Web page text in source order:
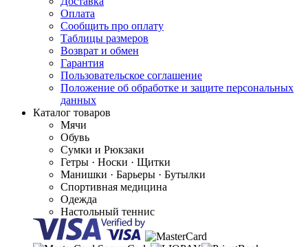
Оплата
Сообщить про оплату
Таблицы размеров
Возврат и обмен
Гарантия
Пользовательское соглашение
Положение об обработке и защите персональных
данных
Каталог товаров
Мячи
Обувь
Сумки и Рюкзаки
Гетры · Носки · Щитки
Манишки · Барьеры · Бутылки
Спортивная медицина
Одежда
Настольный теннис